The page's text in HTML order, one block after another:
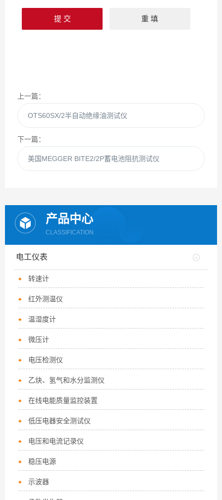
上一篇：
OTS60SX/2半自动绝缘油测试仪
下一篇：
美国MEGGER BITE2/2P蓄电池阻抗测试仪
产品中心
CLASSIFICATION
电工仪表
转速计
红外测温仪
温湿度计
微压计
电压检测仪
乙炔、氢气和水分监测仪
在线电能质量监控装置
低压电器安全测试仪
电压和电流记录仪
稳压电源
示波器